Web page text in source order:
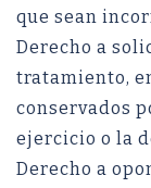
que sean
Derecho a
tratamiento,
conservados
ejercicio o la
Derecho a